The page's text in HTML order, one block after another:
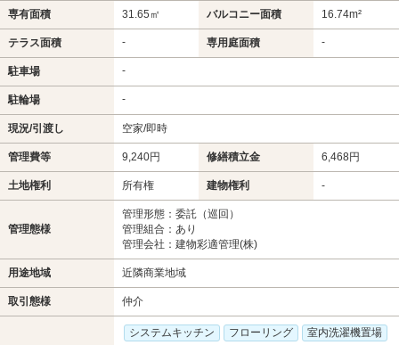
専有面積 31.65㎡ バルコニー面積 16.74m²
テラス面積 - 専用庭面積 -
駐車場 -
駐輪場 -
現況/引渡し 空家/即時
管理費等 9,240円 修繕積立金 6,468円
土地権利 所有権 建物権利 -
管理態様
管理形態：委託（巡回）
管理組合：あり
管理会社：建物彩適管理(株)
用途地域 近隣商業地域
取引態様 仲介
システムキッチン フローリング
室内洗濯機置場